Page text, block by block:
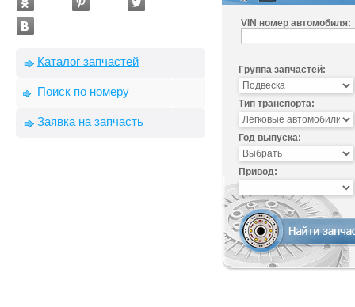
Каталог запчастей
Поиск по номеру
Заявка на запчасть
VIN номер автомобиля:
Группа запчастей:
Тип транспорта:
Год выпуска:
Привод: